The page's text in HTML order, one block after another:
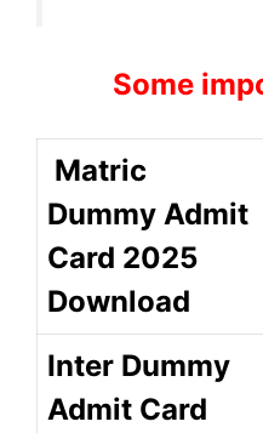
Some
Matric
Dummy Admit
Card 2025
Download
Inter Dummy
Admit Card